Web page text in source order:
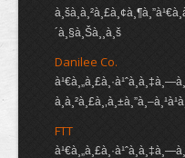
´à¸§à¸Šà¸¸à¸š
Danilee Co.
FTT